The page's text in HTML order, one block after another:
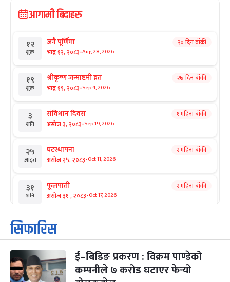
आगामी बिदाहरु
१२
शुक्र
जनै पूर्णिमा
भाद्र १२, २०८३-Aug 28, 2026
२० दिन बाँकी
१९
शुक्र
श्रीकृष्ण जन्माष्टमी व्रत
भाद्र १९, २०८३-Sep 4, 2026
२७ दिन बाँकी
३
शनि
संविधान दिवस
असोज ३, २०८३-Sep 19, 2026
१ महिना बाँकी
२५
आइत
घटस्थापना
असोज २५, २०८३-Oct 11, 2026
२ महिना बाँकी
३१
शनि
फूलपाती
असोज ३१ , २०८३-Oct 17, 2026
२ महिना बाँकी
१
आइत
कार्तिक सङ्क्रान्ति
कार्तिक १, २०८३
३
मंगल
महानवमी
कार्तिक ३, २०८३-Oct 20, 2026
२ महिना बाँकी
सिफारिस
ई–बिडिङ प्रकरण : विक्रम पाण्डेको
कम्पनीले ७ करोड घटाएर फेर्‍यो